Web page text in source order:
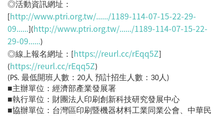
◎活動資訊網址：
http://www.ptri.org.tw/....../1189-114-07-15-22-29-
09...... ](http://www.ptri.org.tw/....../1189-114-07-15-22-
29-09......)
◎線上報名網址：[ https://reurl.cc/rEqq5Z
(https://reurl.cc/rEqq5Z)
(PS. 最低開班人數：20人 預計招生人數：30人)
■主辦單位：經濟部產業發展署
■執行單位：財團法人印刷創新科技研究發展中心
■協辦單位：台灣區印刷暨機器材料工業同業公會、中華民